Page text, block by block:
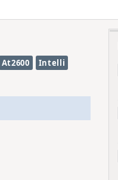
At2600
Intelli